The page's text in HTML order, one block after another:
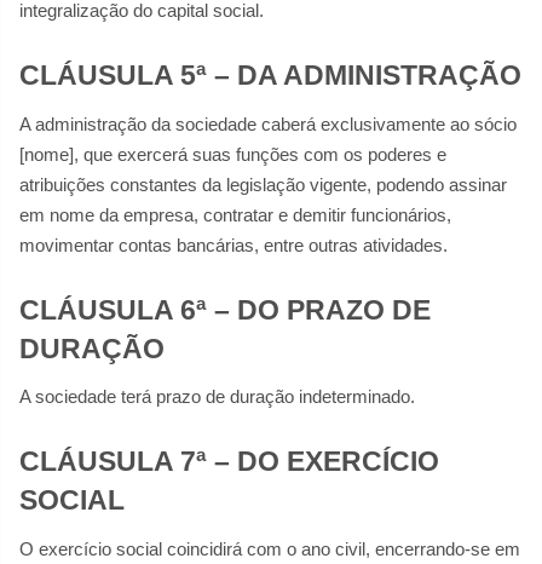
integralização do capital social.
CLÁUSULA 5ª – DA ADMINISTRAÇÃO
A administração da sociedade caberá exclusivamente ao sócio
[nome], que exercerá suas funções com os poderes e
atribuições constantes da legislação vigente, podendo assinar
em nome da empresa, contratar e demitir funcionários,
movimentar contas bancárias, entre outras atividades.
CLÁUSULA 6ª – DO PRAZO DE
DURAÇÃO
A sociedade terá prazo de duração indeterminado.
CLÁUSULA 7ª – DO EXERCÍCIO
SOCIAL
O exercício social coincidirá com o ano civil, encerrando-se em